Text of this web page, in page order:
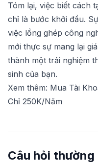
Tóm lại, việc biết cách
chỉ là bước khởi đầu.
việc lồng ghép công
mới thực sự mang lại
thành một trải nghiệm
sinh của bạn.
Xem thêm: Mua Tài
Chỉ 250K/Năm
Câu hỏi thường